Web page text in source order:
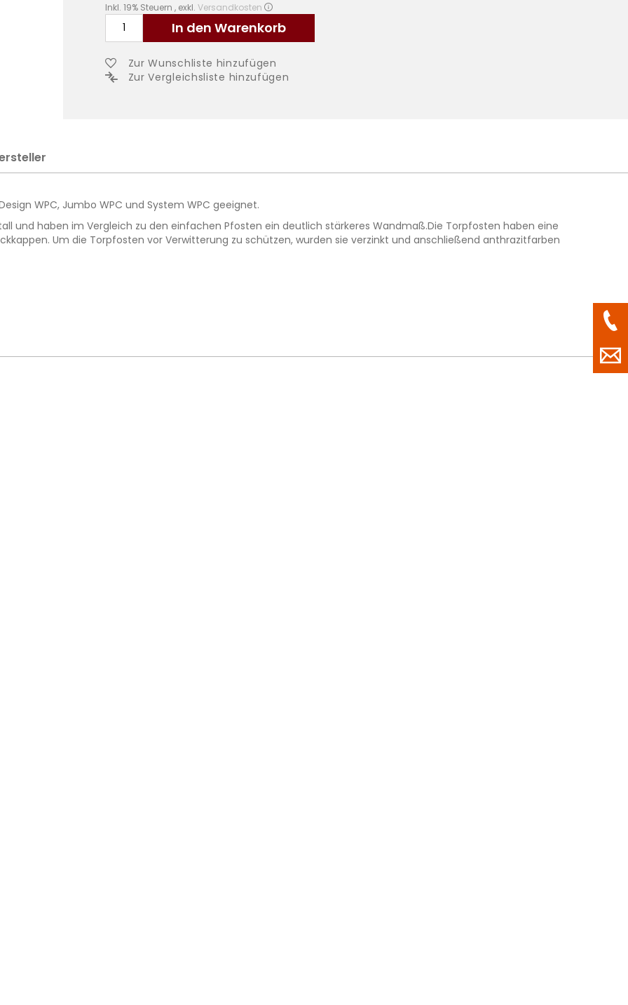
Inkl. 19% Steuern , exkl. Versandkosten
In den Warenkorb
Zur Wunschliste hinzufügen
Zur Vergleichsliste hinzufügen
WPC, Jumbo WPC und System WPC geeignet.
und haben im Vergleich zu den einfachen Pfosten ein deutlich stärkeres Wandmaß.Die Torpfosten haben eine
Um die Torpfosten vor Verwitterung zu schützen, wurden sie verzinkt und anschließend anthrazitfarben